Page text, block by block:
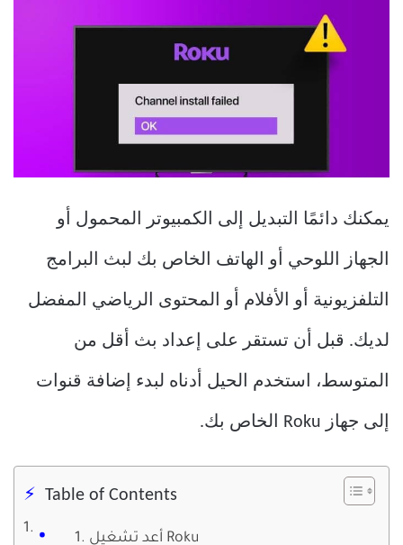
يمكنك دائمًا التبديل إلى الكمبيوتر المحمول أو
الجهاز اللوحي أو الهاتف الخاص بك لبث البرامج
التلفزيونية أو الأفلام أو المحتوى الرياضي المفضل
لديك. قبل أن تستقر على إعداد بث أقل من
المتوسط، استخدم الحيل أدناه لبدء إضافة قنوات
إلى جهاز Roku الخاص بك.
Table of Contents
1. أعد تشغيل Roku